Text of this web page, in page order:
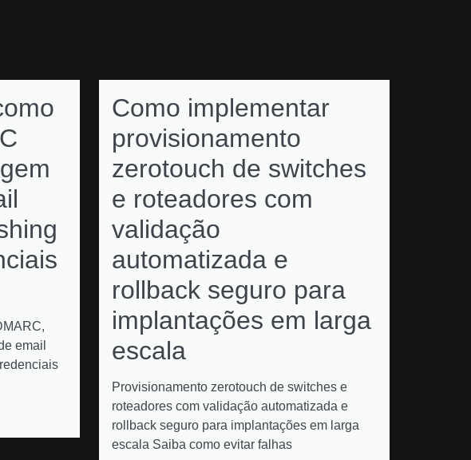
email
Como implementar
provisionamento
zerotouch de switches
e roteadores com
validação
automatizada e
rollback seguro para
implantações em larga
escala
Provisionamento zerotouch de switches e
roteadores com validação automatizada e
rollback seguro para implantações em larga
escala Saiba como evitar falhas